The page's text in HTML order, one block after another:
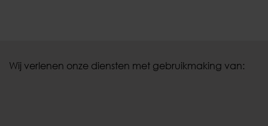
Wij verlenen onze diensten met gebruikmaking van: